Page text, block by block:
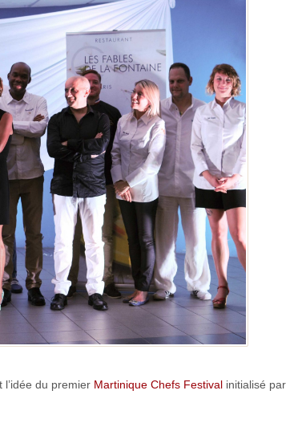
du premier Martinique Chefs Festivalinitialisé par